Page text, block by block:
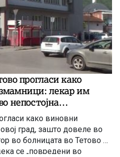
прогласи како
лекар им
непостојна
како виновни
град, зашто довеле во
во болницата во Тетово –
се „повредени во